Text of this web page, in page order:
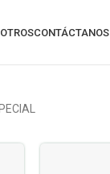
CONTÁCTANOS